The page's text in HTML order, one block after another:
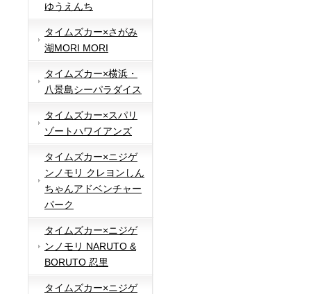
ゆうえんち
タイムズカー×さがみ
湖MORI MORI
タイムズカー×横浜・
八景島シーパラダイス
タイムズカー×スパリ
ゾートハワイアンズ
タイムズカー×ニジゲ
ンノモリ クレヨンしん
ちゃんアドベンチャー
パーク
タイムズカー×ニジゲ
ンノモリ NARUTO &
BORUTO 忍里
タイムズカー×ニジゲ